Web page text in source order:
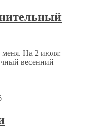
На 2 июля:
весенний